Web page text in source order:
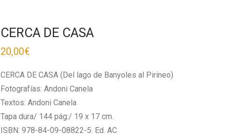
CERCA DE CASA
20,00€
CERCA DE CASA (Del lago de Banyoles al Pirineo)
Fotografías: Andoni Canela
Textos: Andoni Canela
Tapa dura/ 144 pág./ 19 x 17 cm.
ISBN: 978-84-09-08822-5. Ed. AC